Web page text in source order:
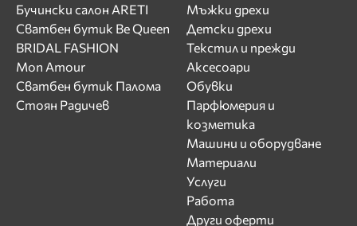
Бучински салон ARETI
Сватбен бутик Be Queen
BRIDAL FASHION
Mon Amour
Сватбен бутик Палома
Стоян Радичев
Мъжки дрехи
Детски дрехи
Текстил и прежди
Аксесоари
Обувки
Парфюмерия и
козметика
Машини и оборудване
Материали
Услуги
Работа
Други оферти